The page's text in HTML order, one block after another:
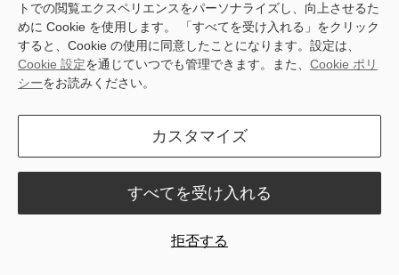
Latest blog posts
製品とイノベーション ユーザー ストーリー
News
トでの閲覧エクスペリエンスをパーソナライズし、向上させるた
めに Cookie を使用します。 「すべてを受け入れる」をクリック
すると、Cookie の使用に同意したことになります。設定は、
Cookie 設定を通じていつでも管理できます。また、 Cookie ポリ
シーをお読みください。
カスタマイズ
拒否する
すべてを受け入れる